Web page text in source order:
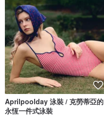
Aprilpoolday 泳裝 / 克勞蒂亞的
永恆一件式泳裝